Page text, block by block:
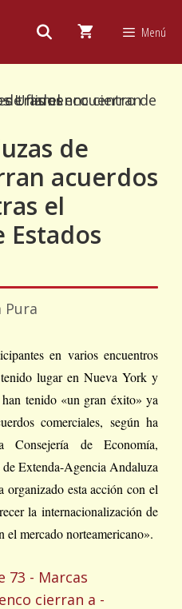
Menú
de
acuerdos
el
Pura
en varios encuentros
lugar en Nueva York y
tenido «un gran éxito» ya
comerciales, según ha
de Economía,
Extenda-Agencia Andaluza
esta acción con el
la internacionalización de
el mercado norteamericano».